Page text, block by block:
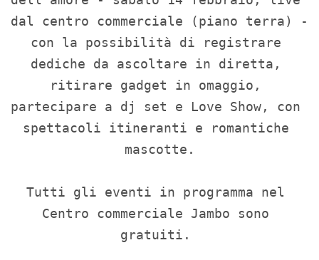
dal centro commerciale (piano terra) -
con la possibilità di registrare
dediche da ascoltare in diretta,
ritirare gadget in omaggio,
partecipare a dj set e Love Show, con
spettacoli itineranti e romantiche
mascotte.
Tutti gli eventi in programma nel
Centro commerciale Jambo sono
gratuiti.